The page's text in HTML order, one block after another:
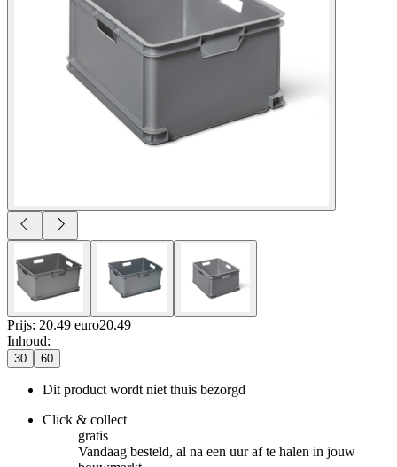
Prijs: 20.49 euro20.49
Inhoud:
30 60
Dit product wordt niet thuis bezorgd
Click & collect
gratis
Vandaag besteld, al na een uur af te halen in jouw